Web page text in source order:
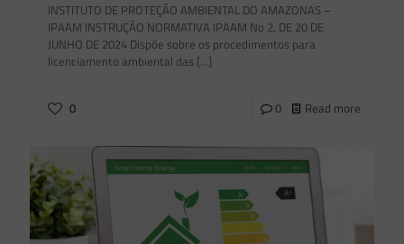
INSTITUTO DE PROTEÇÃO AMBIENTAL DO AMAZONAS –
IPAAM INSTRUÇÃO NORMATIVA IPAAM No 2, DE 20 DE
JUNHO DE 2024 Dispõe sobre os procedimentos para
licenciamento ambiental das […]
0 0 Read more